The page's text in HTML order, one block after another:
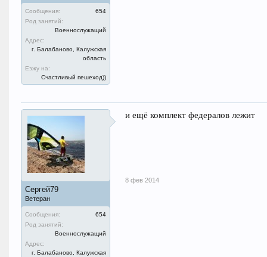
Сообщения:
654
Род занятий:
Военнослужащий
Адрес:
г. Балабаново, Калужская
область
Езжу на:
Счастливый пешеход))
Сергей79
Ветеран
Сообщения:
654
Род занятий:
Военнослужащий
Адрес:
г. Балабаново, Калужская
и ещё комплект федералов лежит
8 фев 2014